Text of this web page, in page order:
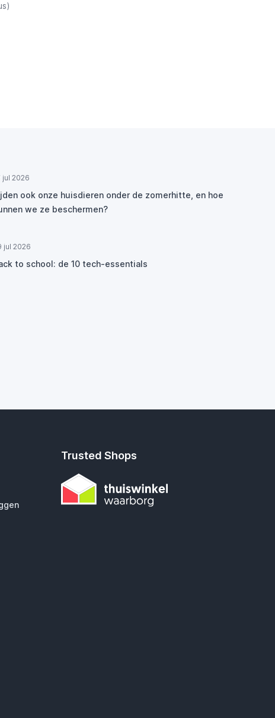
jul 2026
ook onze huisdieren onder de zomerhitte, en hoe
we ze beschermen?
jul 2026
to school: de 10 tech-essentials
Trusted Shops